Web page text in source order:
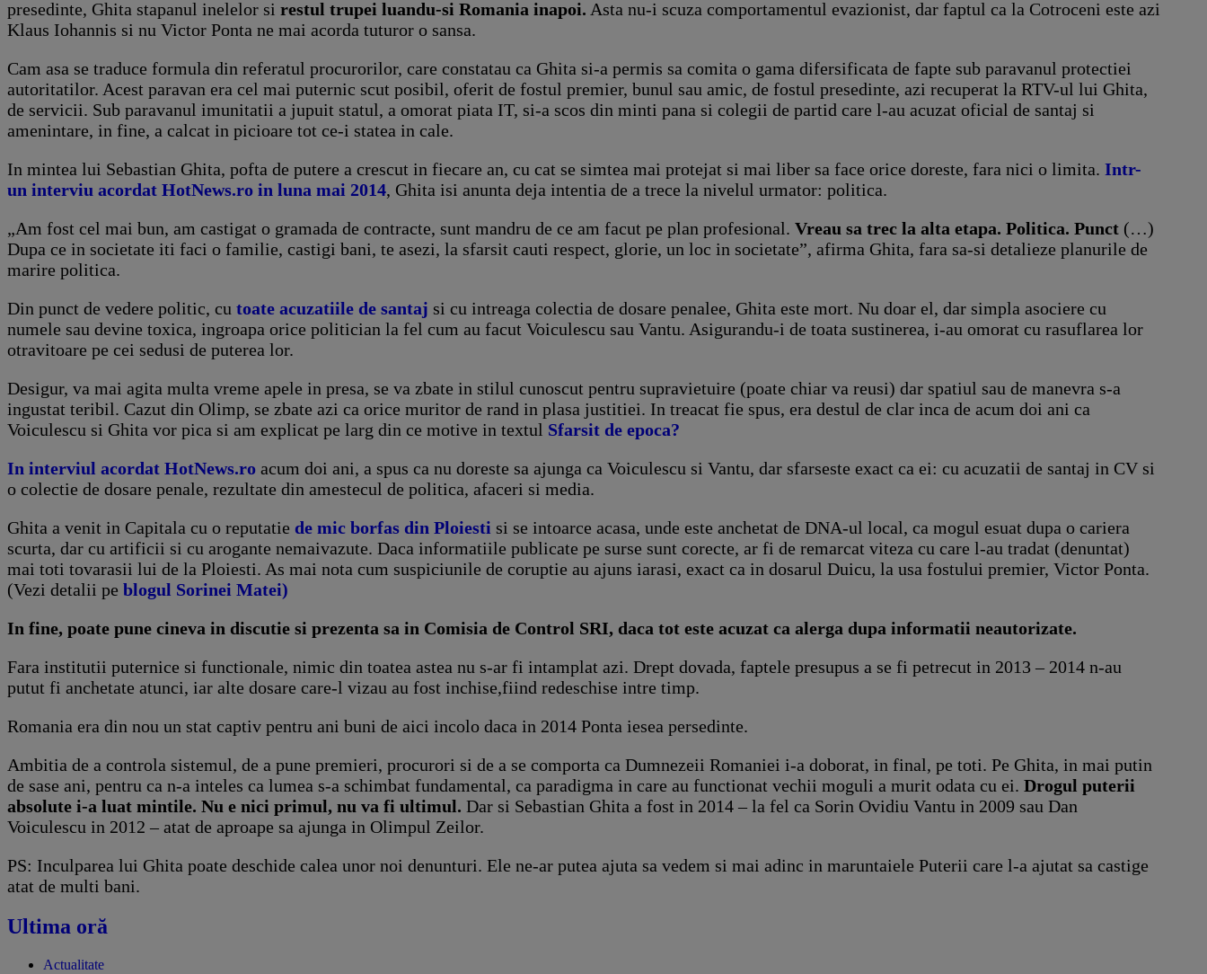
presedinte, Ghita stapanul inelelor si restul trupei luandu-si Romania inapoi. Asta nu-i scuza comportamentul evazionist, dar faptul ca la Cotroceni este azi
Klaus Iohannis si nu Victor Ponta ne mai acorda tuturor o sansa.
Cam asa se traduce formula din referatul procurorilor, care constatau ca Ghita si-a permis sa comita o gama difersificata de fapte sub paravanul protectiei
autoritatilor. Acest paravan era cel mai puternic scut posibil, oferit de fostul premier, bunul sau amic, de fostul presedinte, azi recuperat la RTV-ul lui Ghita,
de servicii. Sub paravanul imunitatii a jupuit statul, a omorat piata IT, si-a scos din minti pana si colegii de partid care l-au acuzat oficial de santaj si
amenintare, in fine, a calcat in picioare tot ce-i statea in cale.
In mintea lui Sebastian Ghita, pofta de putere a crescut in fiecare an, cu cat se simtea mai protejat si mai liber sa face orice doreste, fara nici o limita. Intr-
un interviu acordat HotNews.ro in luna mai 2014, Ghita isi anunta deja intentia de a trece la nivelul urmator: politica.
„Am fost cel mai bun, am castigat o gramada de contracte, sunt mandru de ce am facut pe plan profesional. Vreau sa trec la alta etapa. Politica. Punct (…)
Dupa ce in societate iti faci o familie, castigi bani, te asezi, la sfarsit cauti respect, glorie, un loc in societate”, afirma Ghita, fara sa-si detalieze planurile de
marire politica.
Din punct de vedere politic, cu toate acuzatiile de santaj si cu intreaga colectia de dosare penalee, Ghita este mort. Nu doar el, dar simpla asociere cu
numele sau devine toxica, ingroapa orice politician la fel cum au facut Voiculescu sau Vantu. Asigurandu-i de toata sustinerea, i-au omorat cu rasuflarea lor
otravitoare pe cei sedusi de puterea lor.
Desigur, va mai agita multa vreme apele in presa, se va zbate in stilul cunoscut pentru supravietuire (poate chiar va reusi) dar spatiul sau de manevra s-a
ingustat teribil. Cazut din Olimp, se zbate azi ca orice muritor de rand in plasa justitiei. In treacat fie spus, era destul de clar inca de acum doi ani ca
Voiculescu si Ghita vor pica si am explicat pe larg din ce motive in textul Sfarsit de epoca?
In interviul acordat HotNews.ro acum doi ani, a spus ca nu doreste sa ajunga ca Voiculescu si Vantu, dar sfarseste exact ca ei: cu acuzatii de santaj in CV si
o colectie de dosare penale, rezultate din amestecul de politica, afaceri si media.
Ghita a venit in Capitala cu o reputatie de mic borfas din Ploiesti si se intoarce acasa, unde este anchetat de DNA-ul local, ca mogul esuat dupa o cariera
scurta, dar cu artificii si cu arogante nemaivazute. Daca informatiile publicate pe surse sunt corecte, ar fi de remarcat viteza cu care l-au tradat (denuntat)
mai toti tovarasii lui de la Ploiesti. As mai nota cum suspiciunile de coruptie au ajuns iarasi, exact ca in dosarul Duicu, la usa fostului premier, Victor Ponta.
(Vezi detalii pe blogul Sorinei Matei)
In fine, poate pune cineva in discutie si prezenta sa in Comisia de Control SRI, daca tot este acuzat ca alerga dupa informatii neautorizate.
Fara institutii puternice si functionale, nimic din toatea astea nu s-ar fi intamplat azi. Drept dovada, faptele presupus a se fi petrecut in 2013 – 2014 n-au
putut fi anchetate atunci, iar alte dosare care-l vizau au fost inchise,fiind redeschise intre timp.
Romania era din nou un stat captiv pentru ani buni de aici incolo daca in 2014 Ponta iesea persedinte.
Ambitia de a controla sistemul, de a pune premieri, procurori si de a se comporta ca Dumnezeii Romaniei i-a doborat, in final, pe toti. Pe Ghita, in mai putin
de sase ani, pentru ca n-a inteles ca lumea s-a schimbat fundamental, ca paradigma in care au functionat vechii moguli a murit odata cu ei. Drogul puterii
absolute i-a luat mintile. Nu e nici primul, nu va fi ultimul. Dar si Sebastian Ghita a fost in 2014 – la fel ca Sorin Ovidiu Vantu in 2009 sau Dan
Voiculescu in 2012 – atat de aproape sa ajunga in Olimpul Zeilor.
PS: Inculparea lui Ghita poate deschide calea unor noi denunturi. Ele ne-ar putea ajuta sa vedem si mai adinc in maruntaiele Puterii care l-a ajutat sa castige
atat de multi bani.
Ultima oră
Actualitate